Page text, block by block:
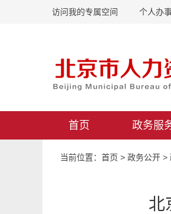
访问我的专属空间 个人办
首页 政务服
当前位置： 首页 > 政务公开 >
北